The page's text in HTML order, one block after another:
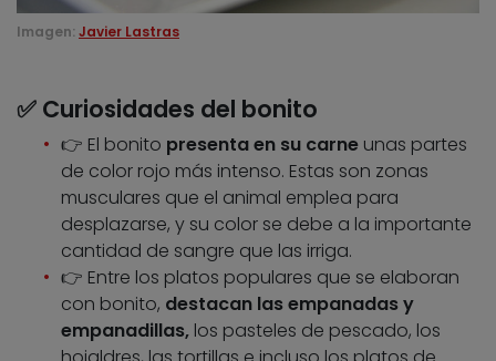
Imagen: Javier Lastras
✅ Curiosidades del bonito
👉 El bonito presenta en su carne unas partes
de color rojo más intenso. Estas son zonas
musculares que el animal emplea para
desplazarse, y su color se debe a la importante
cantidad de sangre que las irriga.
👉 Entre los platos populares que se elaboran
con bonito, destacan las empanadas y
empanadillas, los pasteles de pescado, los